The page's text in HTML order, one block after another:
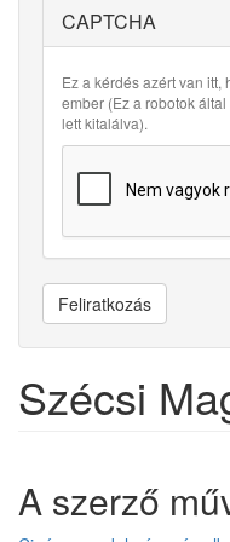
CAPTCHA
Ez a kérdés azért van
ember (Ez a robotok
lett kitalálva).
Feliratkozás
Szécsi
A szerző